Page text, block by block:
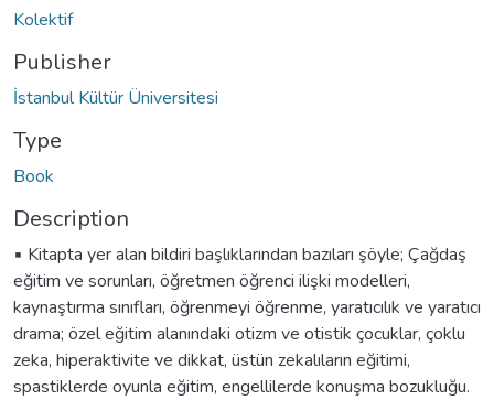
Kolektif
Publisher
İstanbul Kültür Üniversitesi
Type
Book
Description
▪️ Kitapta yer alan bildiri başlıklarından bazıları şöyle; Çağdaş
eğitim ve sorunları, öğretmen öğrenci ilişki modelleri,
kaynaştırma sınıfları, öğrenmeyi öğrenme, yaratıcılık ve yaratıcı
drama; özel eğitim alanındaki otizm ve otistik çocuklar, çoklu
zeka, hiperaktivite ve dikkat, üstün zekalıların eğitimi,
spastiklerde oyunla eğitim, engellilerde konuşma bozukluğu.